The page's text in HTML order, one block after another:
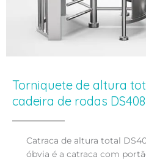
Torniquete de altura
cadeira de rodas DS408
Catraca de altura total
óbvia é a catraca com